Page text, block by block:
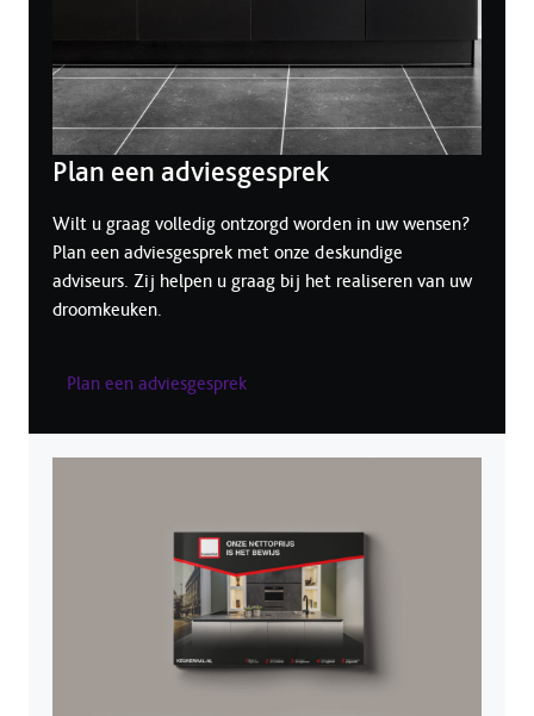
Plan een adviesgesprek
Wilt u graag volledig ontzorgd worden in uw wensen?
Plan een adviesgesprek met onze deskundige
adviseurs. Zij helpen u graag bij het realiseren van uw
droomkeuken.
Plan een adviesgesprek